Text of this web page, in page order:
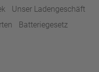
Unser Ladengeschäft
Batteriegesetz